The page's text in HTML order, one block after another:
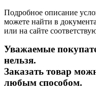
Подробное описание
можете найти в
или на сайте
Уважаемые
нельзя.
Заказать товар
любым способом.